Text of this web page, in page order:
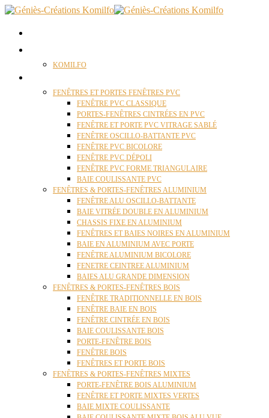
KOMILFO
FENÊTRES ET PORTES FENÊTRES PVC
FENÊTRE PVC CLASSIQUE
PORTES-FENÊTRES CINTRÉES EN PVC
FENÊTRE ET PORTE PVC VITRAGE SABLÉ
FENÊTRE OSCILLO-BATTANTE PVC
FENÊTRE PVC BICOLORE
FENÊTRE PVC DÉPOLI
FENÊTRE PVC FORME TRIANGULAIRE
BAIE COULISSANTE PVC
FENÊTRES & PORTES-FENÊTRES ALUMINIUM
FENÊTRE ALU OSCILLO-BATTANTE
BAIE VITRÉE DOUBLE EN ALUMINIUM
CHASSIS FIXE EN ALUMINIUM
FENÊTRES ET BAIES NOIRES EN ALUMINIUM
BAIE EN ALUMINIUM AVEC PORTE
FENÊTRE ALUMINIUM BICOLORE
FENETRE CEINTREE ALUMINIUM
BAIES ALU GRANDE DIMENSION
FENÊTRES & PORTES-FENÊTRES BOIS
FENÊTRE TRADITIONNELLE EN BOIS
FENÊTRE BAIE EN BOIS
FENÊTRE CINTRÉE EN BOIS
BAIE COULISSANTE BOIS
PORTE-FENÊTRE BOIS
FENÊTRE BOIS
FENÊTRES ET PORTE BOIS
FENÊTRES & PORTES-FENÊTRES MIXTES
PORTE-FENÊTRE BOIS ALUMINIUM
FENÊTRE ET PORTE MIXTES VERTES
BAIE MIXTE COULISSANTE